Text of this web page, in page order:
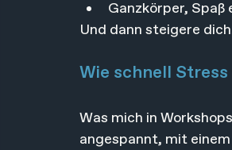
Ganzkörper, Spaß
Und dann steigere
Wie schnell
Was mich in
angespannt, mit